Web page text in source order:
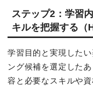
ステップ2：学習
キルを把握する（
学習目的と実現した
ング候補を選定した
容と必要なスキルや